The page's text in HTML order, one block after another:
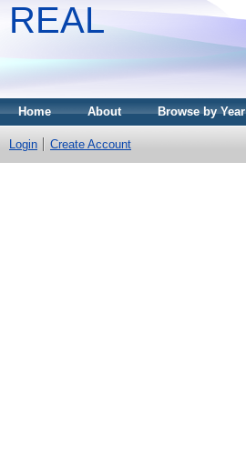
REAL
Home About Browse by Year
Login Create Account